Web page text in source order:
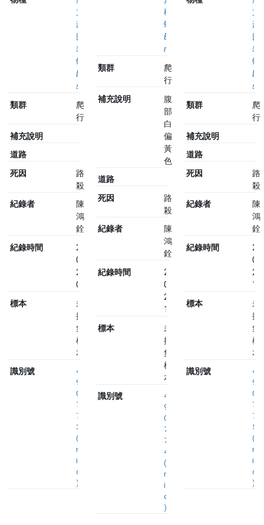
文
豪
氏
攀
蜥
Diploderma
swinhonis
類群
爬
行
補充說明
道路
死因
路
殺
紀錄者
陳
鴻
銓
紀錄時間
2024-
03-
23
09:57
標本
未
採
集
標
本
識別號
4
9
0
7
7
3
(
n
i
d
)
稜
蜥
Eutropis
multifasciata
類群
爬
行
補充說明
腹
部
白
偏
黃
色
道路
死因
路
殺
紀錄者
陳
鴻
銓
紀錄時間
2024-
03-
23
10:09
標本
未
採
集
標
本
識別號
4
9
0
7
7
4
(
n
i
d
)
文
豪
氏
攀
蜥
類群
爬
行
補充說明
道路
死因
路
殺
紀錄者
陳
鴻
銓
紀錄時間
03-
23
標本
未
採
集
標
本
識別號
4
9
0
7
7
5
(
n
i
d
)